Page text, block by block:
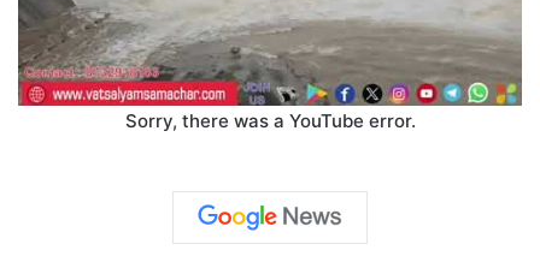
Sorry, there was a YouTube error.